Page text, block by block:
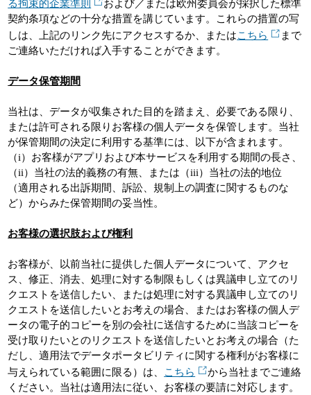
る拘束的企業準則
および／または欧州委員会が採択した標準
契約条項などの十分な措置を講じています。これらの措置の写
しは、上記のリンク先にアクセスするか、またはこちら
まで
ご連絡いただければ入手することができます。
データ保管期間
当社は、データが収集された目的を踏まえ、必要である限り、
または許可される限りお客様の個人データを保管します。当社
が保管期間の決定に利用する基準には、以下が含まれます。
（i）お客様がアプリおよび本サービスを利用する期間の長さ、
（ii）当社の法的義務の有無、または（iii）当社の法的地位
（適用される出訴期間、訴訟、規制上の調査に関するものな
ど）からみた保管期間の妥当性。
お客様の選択肢および権利
お客様が、以前当社に提供した個人データについて、アクセ
ス、修正、消去、処理に対する制限もしくは異議申し立てのリ
クエストを送信したい、または処理に対する異議申し立てのリ
クエストを送信したいとお考えの場合、またはお客様の個人デ
ータの電子的コピーを別の会社に送信するために当該コピーを
受け取りたいとのリクエストを送信したいとお考えの場合（た
だし、適用法でデータポータビリティに関する権利がお客様に
与えられている範囲に限る）は、
こちら
から当社までご連絡
ください。当社は適用法に従い、お客様の要請に対応します。